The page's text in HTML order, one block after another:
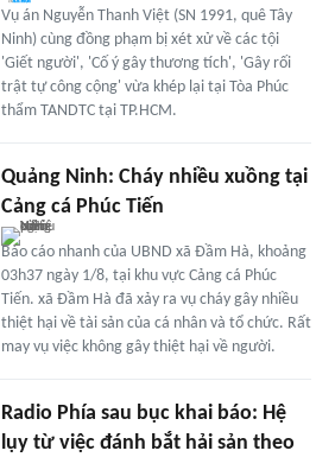
Vụ án Nguyễn Thanh Việt (SN 1991, quê Tây
Ninh) cùng đồng phạm bị xét xử về các tội
'Giết người', 'Cố ý gây thương tích', 'Gây rối
trật tự công cộng' vừa khép lại tại Tòa Phúc
thẩm TANDTC tại TP.HCM.
Quảng Ninh: Cháy nhiều xuồng tại
Cảng cá Phúc Tiến
Báo cáo nhanh của UBND xã Đầm Hà, khoảng
03h37 ngày 1/8, tại khu vực Cảng cá Phúc
Tiến. xã Đầm Hà đã xảy ra vụ cháy gây nhiều
thiệt hại về tài sản của cá nhân và tổ chức. Rất
may vụ việc không gây thiệt hại về người.
Radio Phía sau bục khai báo: Hệ
lụy từ việc đánh bắt hải sản theo